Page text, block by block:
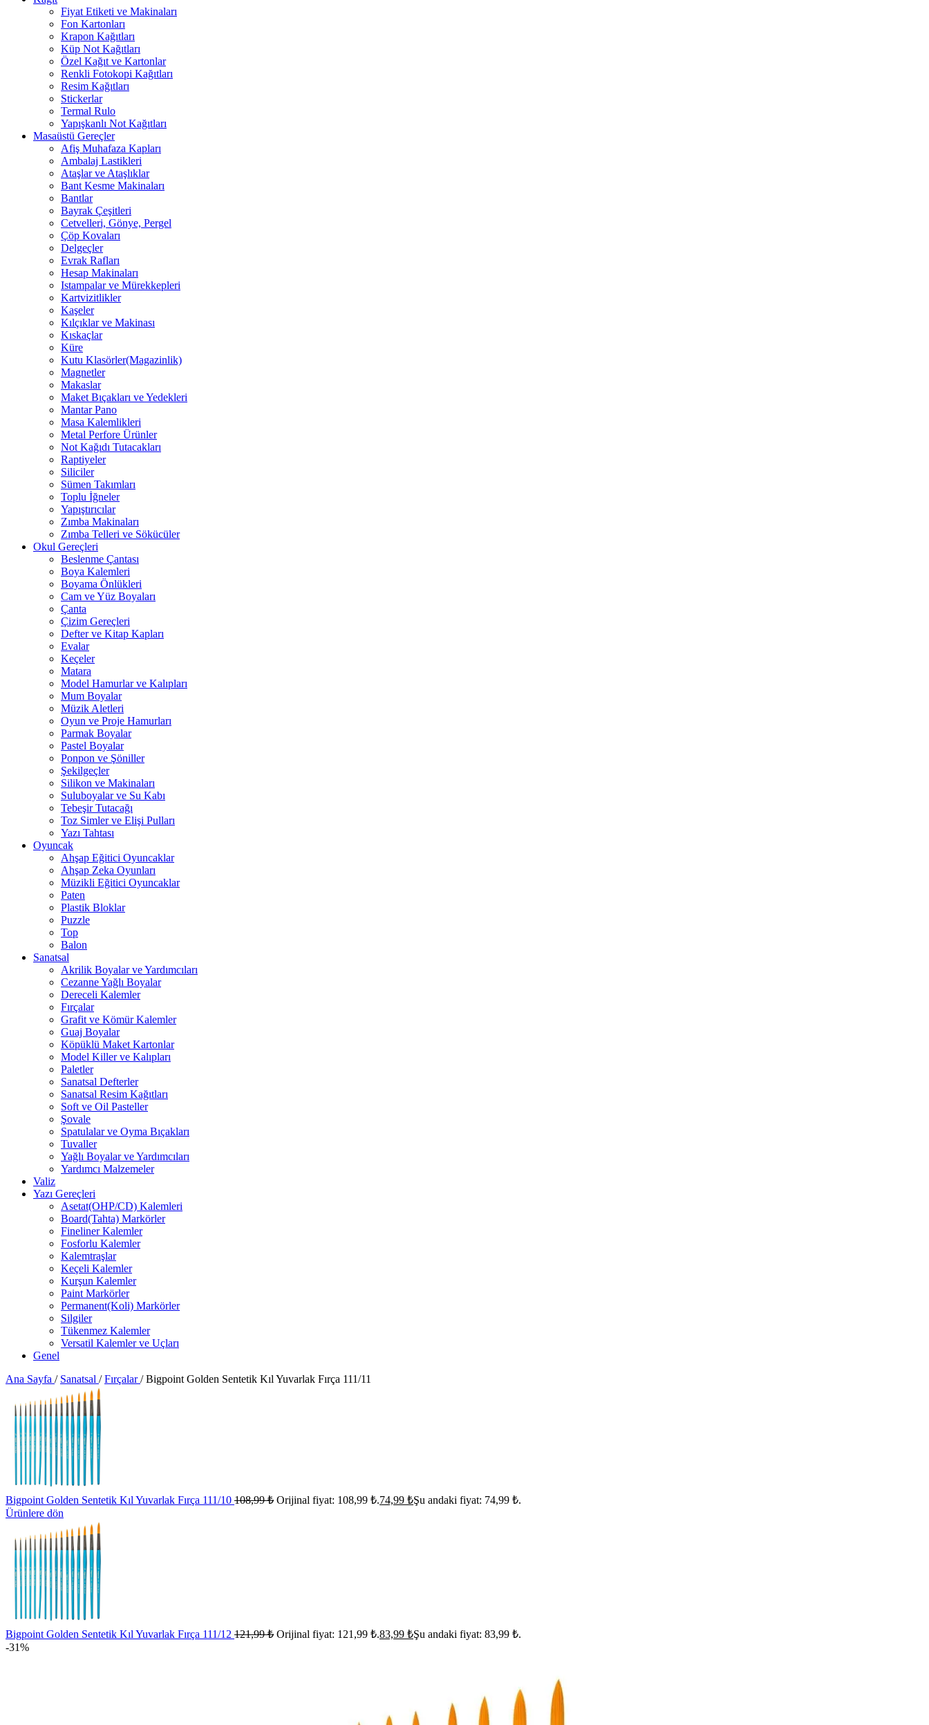
Fiyat Etiketi ve Makinaları
Fon Kartonları
Krapon Kağıtları
Küp Not Kağıtları
Özel Kağıt ve Kartonlar
Renkli Fotokopi Kağıtları
Resim Kağıtları
Stickerlar
Termal Rulo
Yapışkanlı Not Kağıtları
Masaüstü Gereçler
Afiş Muhafaza Kapları
Ambalaj Lastikleri
Ataşlar ve Ataşlıklar
Bant Kesme Makinaları
Bantlar
Bayrak Çeşitleri
Cetvelleri, Gönye, Pergel
Çöp Kovaları
Delgeçler
Evrak Rafları
Hesap Makinaları
Istampalar ve Mürekkepleri
Kartvizitlikler
Kaşeler
Kılçıklar ve Makinası
Kıskaçlar
Küre
Kutu Klasörler(Magazinlik)
Magnetler
Makaslar
Maket Bıçakları ve Yedekleri
Mantar Pano
Masa Kalemlikleri
Metal Perfore Ürünler
Not Kağıdı Tutacakları
Raptiyeler
Siliciler
Sümen Takımları
Toplu İğneler
Yapıştırıcılar
Zımba Makinaları
Zımba Telleri ve Sökücüler
Okul Gereçleri
Beslenme Çantası
Boya Kalemleri
Boyama Önlükleri
Cam ve Yüz Boyaları
Çanta
Çizim Gereçleri
Defter ve Kitap Kapları
Evalar
Keçeler
Matara
Model Hamurlar ve Kalıpları
Mum Boyalar
Müzik Aletleri
Oyun ve Proje Hamurları
Parmak Boyalar
Pastel Boyalar
Ponpon ve Şöniller
Şekilgeçler
Silikon ve Makinaları
Suluboyalar ve Su Kabı
Tebeşir Tutacağı
Toz Simler ve Elişi Pulları
Yazı Tahtası
Oyuncak
Ahşap Eğitici Oyuncaklar
Ahşap Zeka Oyunları
Müzikli Eğitici Oyuncaklar
Paten
Plastik Bloklar
Puzzle
Top
Balon
Sanatsal
Akrilik Boyalar ve Yardımcıları
Cezanne Yağlı Boyalar
Dereceli Kalemler
Fırçalar
Grafit ve Kömür Kalemler
Guaj Boyalar
Köpüklü Maket Kartonlar
Model Killer ve Kalıpları
Paletler
Sanatsal Defterler
Sanatsal Resim Kağıtları
Soft ve Oil Pasteller
Şovale
Spatulalar ve Oyma Bıçakları
Tuvaller
Yağlı Boyalar ve Yardımcıları
Yardımcı Malzemeler
Valiz
Yazı Gereçleri
Asetat(OHP/CD) Kalemleri
Board(Tahta) Markörler
Fineliner Kalemler
Fosforlu Kalemler
Kalemtraşlar
Keçeli Kalemler
Kurşun Kalemler
Paint Markörler
Permanent(Koli) Markörler
Silgiler
Tükenmez Kalemler
Versatil Kalemler ve Uçları
Genel
Ana Sayfa / Sanatsal / Fırçalar/ Bigpoint Golden Sentetik Kıl Yuvarlak Fırça 111/11
Bigpoint Golden Sentetik Kıl Yuvarlak Fırça 111/10 108,99₺ Orijinal fiyat: 108,99 ₺.74,99 ₺Şu andaki fiyat: 74,99 ₺.
Ürünlere dön
Bigpoint Golden Sentetik Kıl Yuvarlak Fırça 111/12 121,99₺ Orijinal fiyat: 121,99 ₺.83,99 ₺Şu andaki fiyat: 83,99 ₺.
-31%